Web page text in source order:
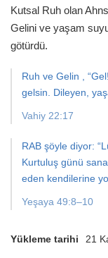
Kutsal Ruh olan
Gelini ve yaşam
götürdü.
Ruh ve Gelin ,
gelsin. Dileyen,
Vahiy 22:17
RAB şöyle diyor:
Kurtuluş günü
eden kendilerine
Yeşaya 49:8–10
Yükleme tarihi 21